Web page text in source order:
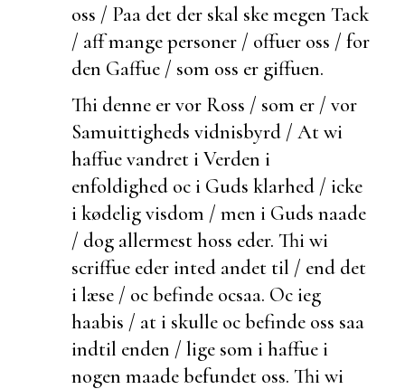
oss / Paa det der skal ske megen Tack
/ aff mange personer / offuer oss / for
den Gaffue / som oss er giffuen.
Thi denne er vor Ross / som er / vor
Samuittigheds vidnisbyrd / At wi
haffue vandret i Verden i
enfoldighed oc i Guds klarhed / icke
i kødelig visdom / men i Guds naade
/ dog allermest hoss eder. Thi wi
scriffue eder inted andet til / end det
i læse / oc befinde ocsaa. Oc ieg
haabis / at i skulle oc befinde oss saa
indtil enden / lige som i haffue i
nogen maade befundet oss. Thi wi